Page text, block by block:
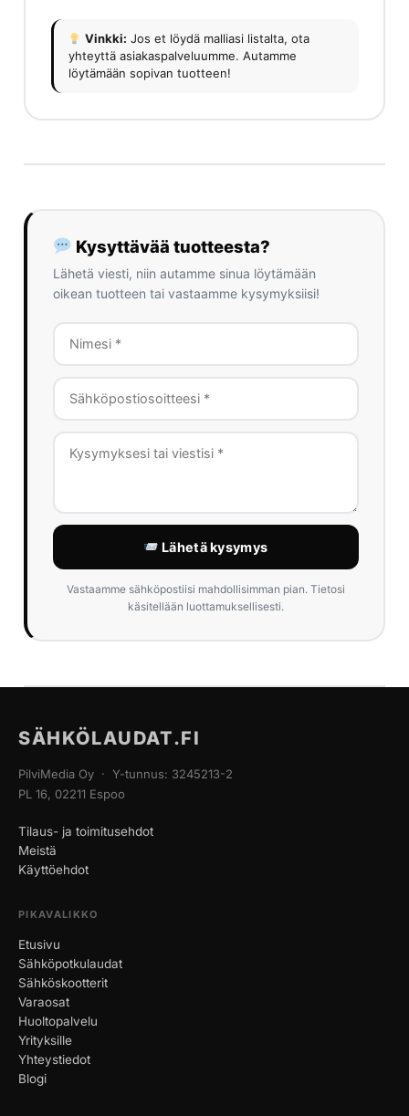
Vinkki: Jos et löydä malliasi listalta, ota
yhteyttä asiakaspalveluumme. Autamme
löytämään sopivan tuotteen!
Kysyttävää tuotteesta?
Lähetä viesti, niin autamme sinua löytämään
oikean tuotteen tai vastaamme kysymyksiisi!
Lähetä kysymys
Vastaamme sähköpostiisi mahdollisimman pian. Tietosi
käsitellään luottamuksellisesti.
SÄHKÖLAUDAT.FI
PilviMedia Oy · Y-tunnus: 3245213-2
PL 16, 02211 Espoo
Tilaus- ja toimitusehdot
Meistä
Käyttöehdot
PIKAVALIKKO
Etusivu
Sähköpotkulaudat
Sähköskootterit
Varaosat
Huoltopalvelu
Yrityksille
Yhteystiedot
Blogi